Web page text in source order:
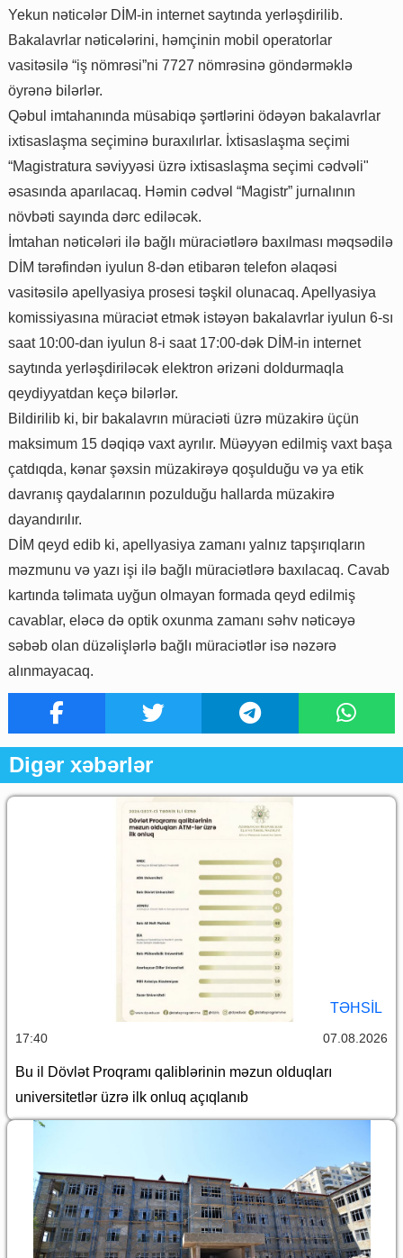
Yekun nəticələr DİM-in internet saytında yerləşdirilib.
Bakalavrlar nəticələrini, həmçinin mobil operatorlar
vasitəsilə “iş nömrəsi”ni 7727 nömrəsinə göndərməklə
öyrənə bilərlər.
Qəbul imtahanında müsabiqə şərtlərini ödəyən bakalavrlar
ixtisaslaşma seçiminə buraxılırlar. İxtisaslaşma seçimi
“Magistratura səviyyəsi üzrə ixtisaslaşma seçimi cədvəli"
əsasında aparılacaq. Həmin cədvəl “Magistr” jurnalının
növbəti sayında dərc ediləcək.
İmtahan nəticələri ilə bağlı müraciətlərə baxılması məqsədilə
DİM tərəfindən iyulun 8-dən etibarən telefon əlaqəsi
vasitəsilə apellyasiya prosesi təşkil olunacaq. Apellyasiya
komissiyasına müraciət etmək istəyən bakalavrlar iyulun 6-sı
saat 10:00-dan iyulun 8-i saat 17:00-dək DİM-in internet
saytında yerləşdiriləcək elektron ərizəni doldurmaqla
qeydiyyatdan keçə bilərlər.
Bildirilib ki, bir bakalavrın müraciəti üzrə müzakirə üçün
maksimum 15 dəqiqə vaxt ayrılır. Müəyyən edilmiş vaxt başa
çatdıqda, kənar şəxsin müzakirəyə qoşulduğu və ya etik
davranış qaydalarının pozulduğu hallarda müzakirə
dayandırılır.
DİM qeyd edib ki, apellyasiya zamanı yalnız tapşırıqların
məzmunu və yazı işi ilə bağlı müraciətlərə baxılacaq. Cavab
kartında təlimata uyğun olmayan formada qeyd edilmiş
cavablar, eləcə də optik oxunma zamanı səhv nəticəyə
səbəb olan düzəlişlərlə bağlı müraciətlər isə nəzərə
alınmayacaq.
Digər xəbərlər
TƏHSIL
17:40 07.08.2026
Bu il Dövlət Proqramı qaliblərinin məzun olduqları
universitetlər üzrə ilk onluq açıqlanıb